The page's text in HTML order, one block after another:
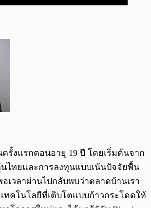
ครั้งแรกตอนอายุ 19 ปี โดยเริ่มต้นจาก
ไทยและการลงทุนแบบเน้นปัจจัยพื้น
เวลาผ่านไปกลับพบว่าตลาดบ้านเรา
ทคโนโลยีที่เติบโตแบบก้าวกระโดดให้